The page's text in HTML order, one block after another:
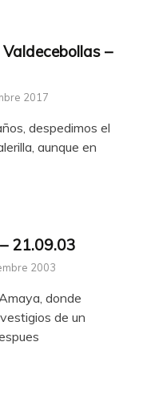
–
2017
despedimos el
aunque en
21.09.03
2003
donde
de un